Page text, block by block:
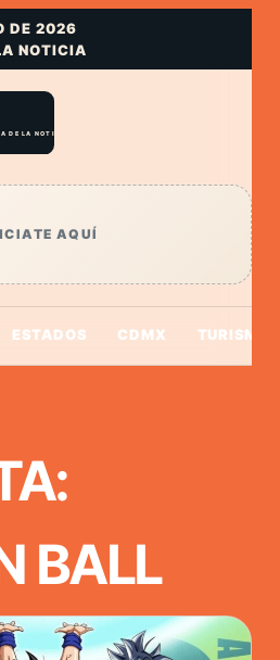
DE 2026
NOTICIA
AQUÍ
ESTADOS CDMX TURISMO
BALL